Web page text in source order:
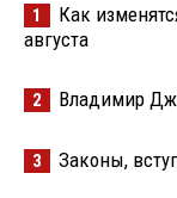
1
Как
августа
2 Владимир
3 Законы,